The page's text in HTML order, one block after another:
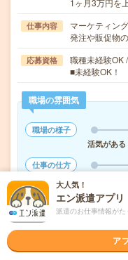
1ヶ月3万円を
仕事内容
マーケティン
発注や販促物
応募資格
職種未経験OK
■未経験OK！
職場の雰囲気
職場の様子
活気がある
仕事の仕方
気になる!
大人気！
エン派遣アプリ
派遣のお仕事情報がた
ア